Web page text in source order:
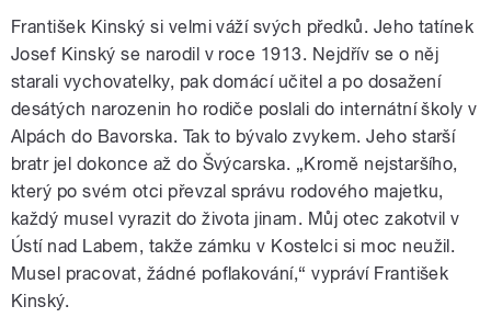
František Kinský si velmi váží svých předků. Jeho tatínek
Josef Kinský se narodil v roce 1913. Nejdřív se o něj
starali vychovatelky, pak domácí učitel a po dosažení
desátých narozenin ho rodiče poslali do internátní školy v
Alpách do Bavorska. Tak to bývalo zvykem. Jeho starší
bratr jel dokonce až do Švýcarska. „Kromě nejstaršího,
který po svém otci převzal správu rodového majetku,
každý musel vyrazit do života jinam. Můj otec zakotvil v
Ústí nad Labem, takže zámku v Kostelci si moc neužil.
Musel pracovat, žádné poflakování,“ vypráví František
Kinský.